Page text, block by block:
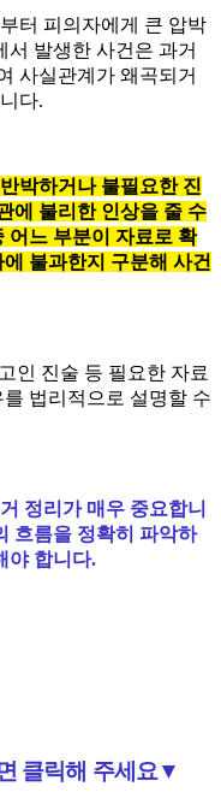
터 피의자에게 큰 압박
서 발생한 사건은 과거
사실관계가 왜곡되거
다.
박하거나 불필요한 진
에 불리한 인상을 줄 수
어느 부분이 자료로 확
불과한지 구분해 사건
인 진술 등 필요한 자료
법리적으로 설명할 수
정리가 매우 중요합니
흐름을 정확히 파악하
야 합니다.
클릭해 주세요▼